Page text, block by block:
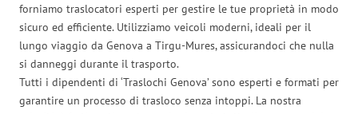
forniamo traslocatori esperti per gestire le tue proprietà in modo
sicuro ed efficiente. Utilizziamo veicoli moderni, ideali per il
lungo viaggio da Genova a Tirgu-Mures, assicurandoci che nulla
si danneggi durante il trasporto.
Tutti i dipendenti di ‘Traslochi Genova’ sono esperti e formati per
garantire un processo di trasloco senza intoppi. La nostra